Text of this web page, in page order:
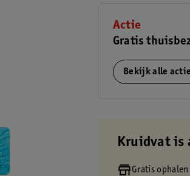
Actie
Gratis
Bekijk alle
Kruidvat is
Gratis